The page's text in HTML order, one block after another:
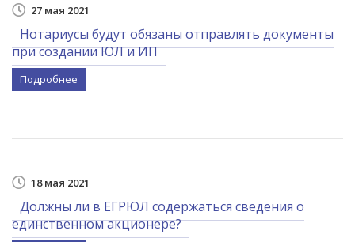
27 мая 2021
Нотариусы будут обязаны отправлять документы
при создании ЮЛ и ИП
Подробнее
18 мая 2021
Должны ли в ЕГРЮЛ содержаться сведения о
единственном акционере?